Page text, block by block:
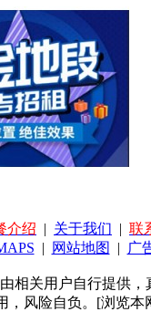
介绍 | 关于我们 | 联
| 网站地图 | 广
相关用户自行提供，
，风险自负。[浏览本